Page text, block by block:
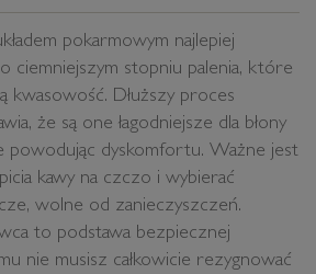
pokarmowym najlepiej
ciemniejszym stopniu palenia, które
kwasowość. Dłuższy proces
że są one łagodniejsze dla błony
powodując dyskomfortu. Ważne jest
kawy na czczo i wybierać
wolne od zanieczyszczeń.
to podstawa bezpiecznej
nie musisz całkowicie rezygnować